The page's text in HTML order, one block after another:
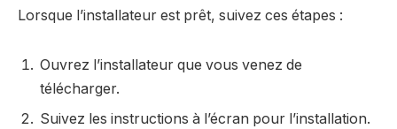
Lorsque l’installateur est prêt, suivez ces étapes :
Ouvrez l’installateur que vous venez de
télécharger.
Suivez les instructions à l’écran pour l’installation.